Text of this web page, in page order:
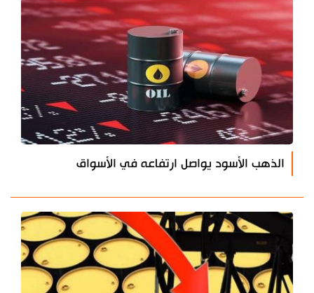
الذهب الأسود يواصل ارتفاعه في الأسواق